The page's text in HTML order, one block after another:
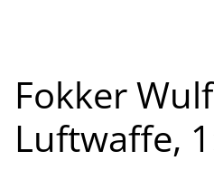
Fokker
Luftwaffe,